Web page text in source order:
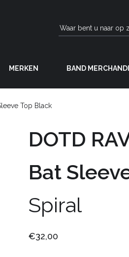
MERKEN BAND
Top Black
DOTD
Bat
Spiral
€32,00